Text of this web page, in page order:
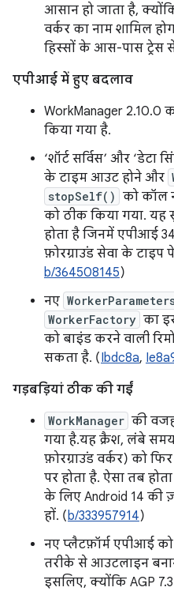
आसान हो जाता है,
वर्कर का नाम शामिल
हिस्सों के आस-पास ट्रेस
एपीआई में हुए बदलाव
WorkManager 2.10.0
किया गया है.
‘शॉर्ट सर्विस’ और ‘डेटा
के टाइम आउट होने और
stopSelf() को कॉल
को ठीक किया गया. यह
होता है जिनमें एपीआई
फ़ोरग्राउंड सेवा के टाइप
b/364508145)
नए
WorkerFactory का
को बाइंड करने वाली
सकता है. (Ibdc8a,
गड़बड़ियां ठीक की गईं
WorkManager की
गया है.यह क्रैश, लंबे
फ़ोरग्राउंड वर्कर) को
पर होता है. ऐसा तब
के लिए Android 14 की
हों. (b/333957914)
नए प्लैटफ़ॉर्म एपीआई
तरीके से आउटलाइन
इसलिए, क्योंकि AGP